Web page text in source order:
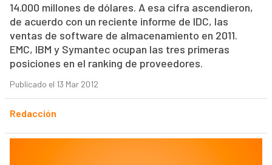
14.000 millones de dólares. A esa cifra ascendieron,
de acuerdo con un reciente informe de IDC, las
ventas de software de almacenamiento en 2011.
EMC, IBM y Symantec ocupan las tres primeras
posiciones en el ranking de proveedores.
Publicado el 13 Mar 2012
Redacción